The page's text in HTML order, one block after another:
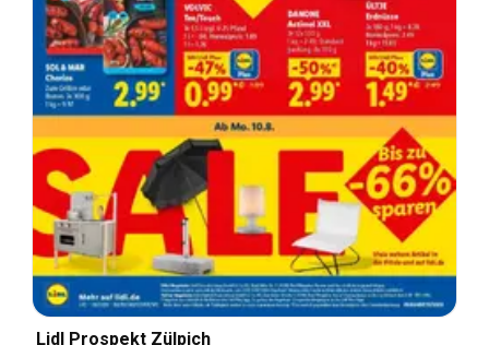
Lidl Prospekt Zülpich